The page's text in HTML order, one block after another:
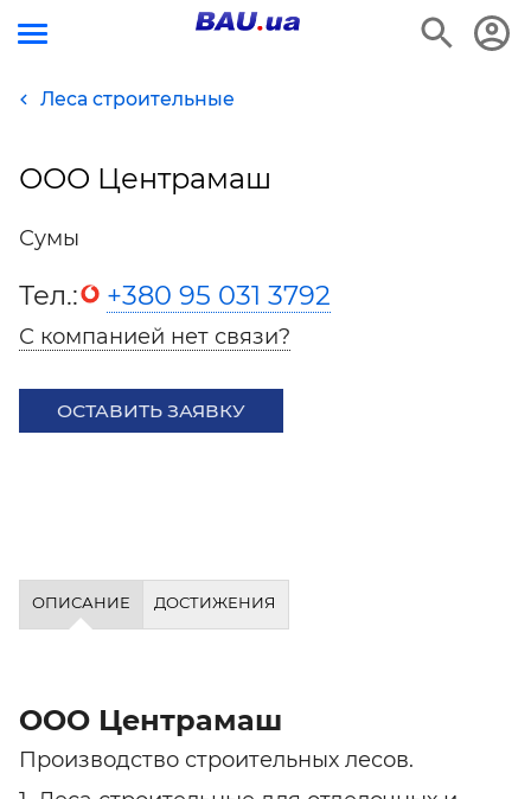
Леса строительные
ООО Центрамаш
Сумы
Тел.: +380 95 031 3792
С компанией нет связи?
ОСТАВИТЬ ЗАЯВКУ
ОПИСАНИЕ ДОСТИЖЕНИЯ
ООО Центрамаш
Производство строительных лесов.